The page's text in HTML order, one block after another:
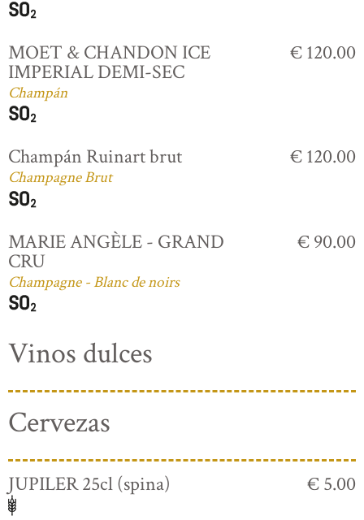
MOET & CHANDON ICE
IMPERIAL DEMI-SEC
Champán
€ 120.00
Champán Ruinart brut
Champagne Brut
€ 120.00
MARIE ANGÈLE - GRAND
CRU
Champagne - Blanc de noirs
€ 90.00
Vinos dulces
Cervezas
JUPILER 25cl (spina) € 5.00